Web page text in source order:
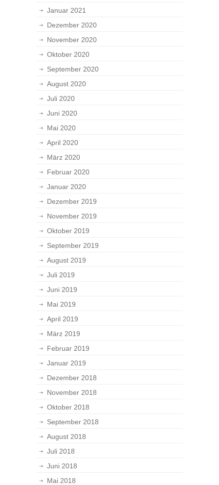
Januar 2021
Dezember 2020
November 2020
Oktober 2020
September 2020
August 2020
Juli 2020
Juni 2020
Mai 2020
April 2020
März 2020
Februar 2020
Januar 2020
Dezember 2019
November 2019
Oktober 2019
September 2019
August 2019
Juli 2019
Juni 2019
Mai 2019
April 2019
März 2019
Februar 2019
Januar 2019
Dezember 2018
November 2018
Oktober 2018
September 2018
August 2018
Juli 2018
Juni 2018
Mai 2018